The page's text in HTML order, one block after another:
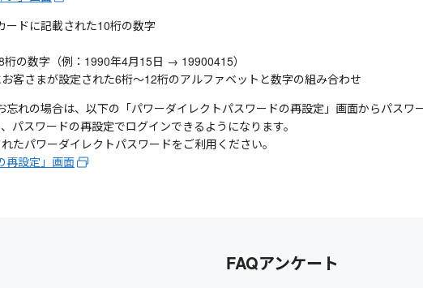
ードに記載された10桁の数字
桁の数字（例：1990年4月15日 → 19900415）
お客さまが設定された6桁～12桁のアルファベットと数字の組み合わせ
れの場合は、以下の「パワーダイレクトパスワードの再設定」画面からパスワ
パスワードの再設定でログインできるようになります。
たパワーダイレクトパスワードをご利用ください。
再設定」画面
FAQアンケート